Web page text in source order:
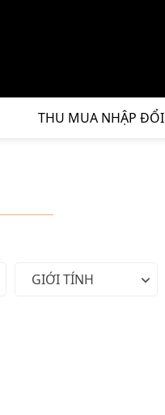
THU MUA NHẬP ĐỔI
GIỚI TÍNH